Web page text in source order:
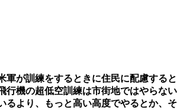
が訓練をするときに住民に配慮すると
行機の超低空訓練は市街地ではやらない
るより、もっと高い高度でやるとか、そ